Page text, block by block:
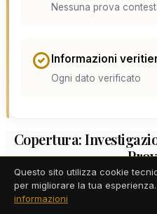
Nessuna prova
Informazioni
Ogni dato verificato
Copertura:
Questo sito utilizza cookie
per migliorare la tua esperienza.
informazioni